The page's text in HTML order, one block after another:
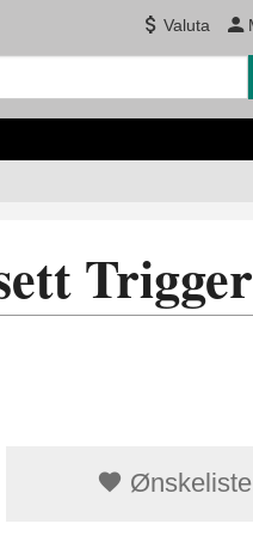
Valuta
Trigger
Ønskeliste